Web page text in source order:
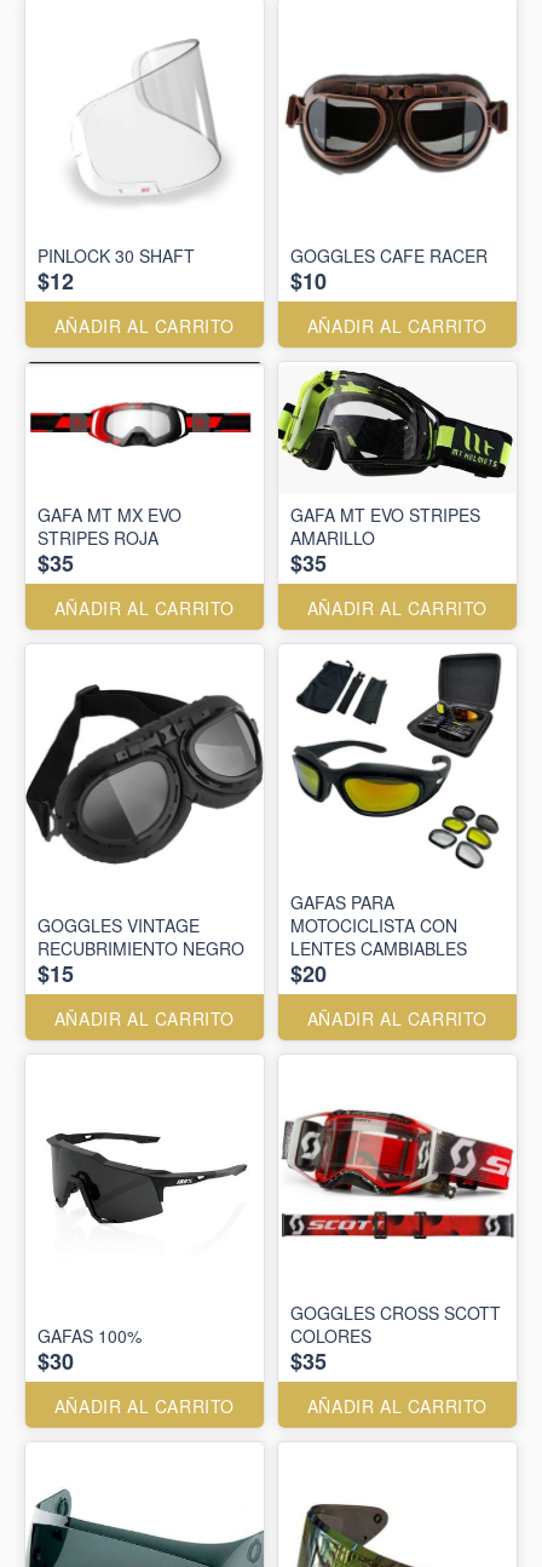
PINLOCK 30 SHAFT
$12
AÑADIR AL CARRITO
GOGGLES CAFE RACER
$10
AÑADIR AL CARRITO
GAFA MT MX EVO
STRIPES ROJA
$35
AÑADIR AL CARRITO
GAFA MT EVO STRIPES
AMARILLO
$35
AÑADIR AL CARRITO
GOGGLES VINTAGE
RECUBRIMIENTO NEGRO
$15
AÑADIR AL CARRITO
GAFAS PARA
MOTOCICLISTA CON
LENTES CAMBIABLES
$20
AÑADIR AL CARRITO
GAFAS 100%
$30
AÑADIR AL CARRITO
GOGGLES CROSS SCOTT
COLORES
$35
AÑADIR AL CARRITO